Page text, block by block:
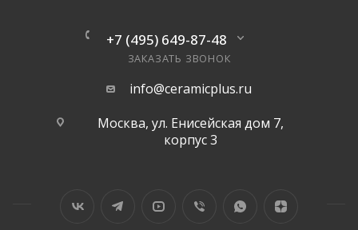
+7 (495) 649-87-48
ЗАКАЗАТЬ ЗВОНОК
info@ceramicplus.ru
Москва, ул. Енисейская дом 7,
корпус 3